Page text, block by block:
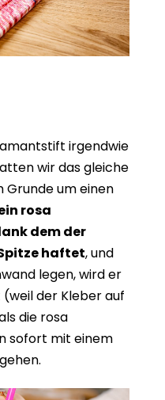
irgendwie
wir das gleiche
Grunde um einen
rosa
dem der
haftet, und
legen, wird er
der Kleber auf
die rosa
sofort mit einem